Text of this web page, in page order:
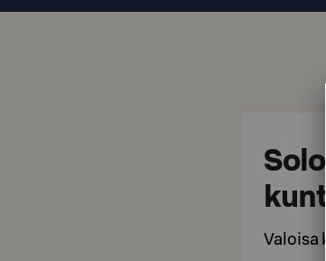
Valoisa